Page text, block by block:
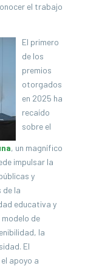
el trabajo
El primero
de los
premios
otorgados
en 2025 ha
recaído
sobre el
, un magnífico
impulsar la
y
de la
educativa y
de
la
El
apoyo a